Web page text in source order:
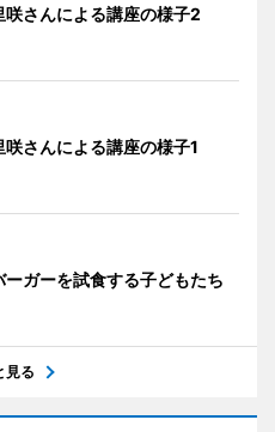
咲さんによる講座の様子2
さんによる講座の様子1
ガーを試食する子どもたち
見る